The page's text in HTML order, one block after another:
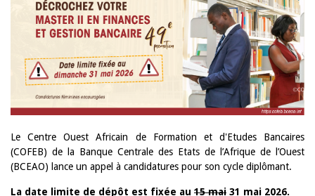
Le Centre Ouest Africain de Formation et d'Etudes Bancaires
(COFEB) de la Banque Centrale des Etats de l’Afrique de l’Ouest
(BCEAO) lance un appel à candidatures pour son cycle diplômant.
La date limite de dépôt est fixée au 15 mai 31 mai 2026.